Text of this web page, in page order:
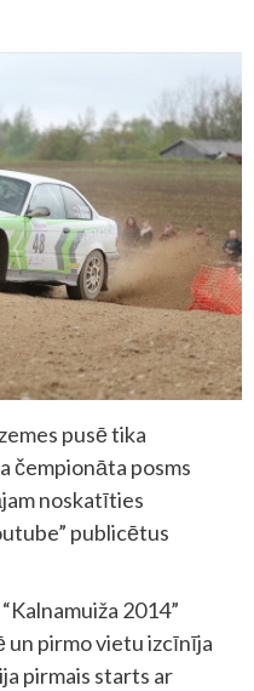
pusē tika
čempionāta posms
noskatīties
publicētus
2014”
pirmo vietu izcīnīja
pirmais starts ar